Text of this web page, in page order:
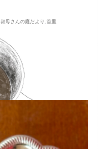
叔母さんの庭だより ,首里